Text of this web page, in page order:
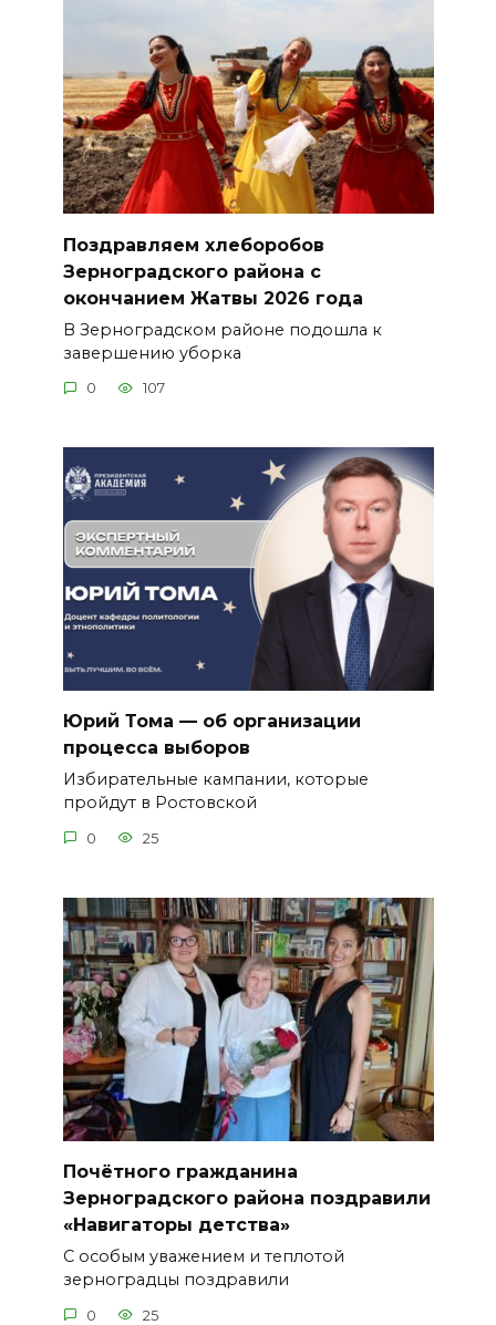
Поздравляем хлеборобов
Зерноградского района с
окончанием Жатвы 2026 года
В Зерноградском районе подошла к
завершению уборка
0 107
Юрий Тома — об организации
процесса выборов
Избирательные кампании, которые
пройдут в Ростовской
0 25
Почётного гражданина
Зерноградского района поздравили
«Навигаторы детства»
С особым уважением и теплотой
зерноградцы поздравили
0 25